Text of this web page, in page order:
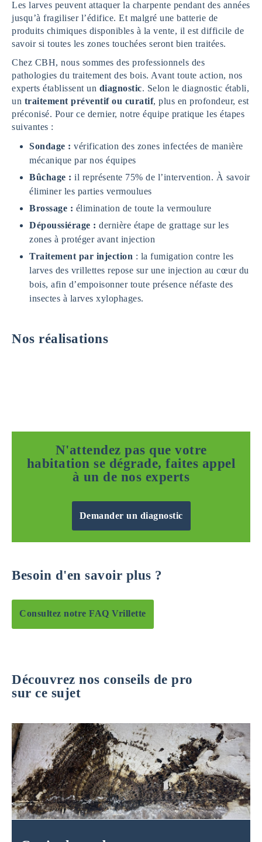
Les larves peuvent attaquer la charpente pendant des années
jusqu’à fragiliser l’édifice. Et malgré une batterie de
produits chimiques disponibles à la vente, il est difficile de
savoir si toutes les zones touchées seront bien traitées.
Chez CBH, nous sommes des professionnels des
pathologies du traitement des bois. Avant toute action, nos
experts établissent un diagnostic. Selon le diagnostic établi,
un traitement préventif ou curatif, plus en profondeur, est
préconisé. Pour ce dernier, notre équipe pratique les étapes
suivantes :
Sondage : vérification des zones infectées de manière
mécanique par nos équipes
Bûchage : il représente 75% de l’intervention. À savoir
éliminer les parties vermoulues
Brossage : élimination de toute la vermoulure
Dépoussiérage : dernière étape de grattage sur les
zones à protéger avant injection
Traitement par injection : la fumigation contre les
larves des vrillettes repose sur une injection au cœur du
bois, afin d’empoisonner toute présence néfaste des
insectes à larves xylophages.
Nos réalisations
N'attendez pas que votre
habitation se dégrade, faites appel
à un de nos experts
Demander un diagnostic
Besoin d'en savoir plus ?
Consultez notre FAQ Vrillette
Découvrez nos conseils de pro
sur ce sujet